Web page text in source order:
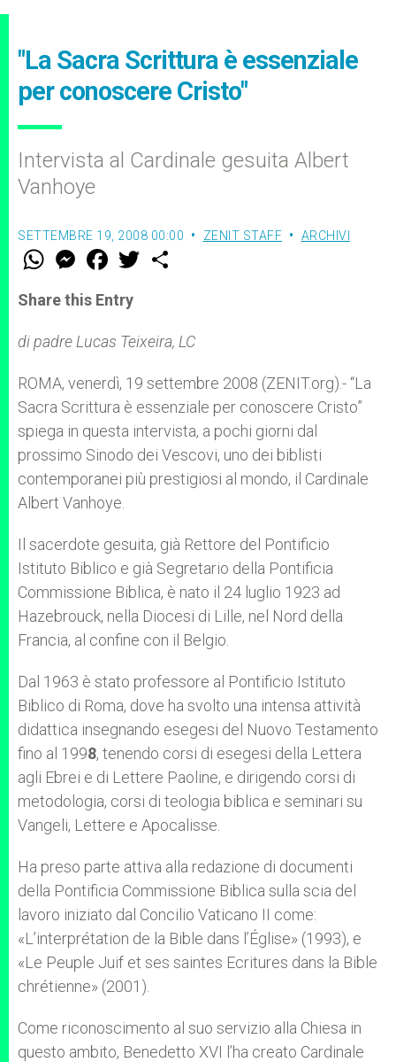
"La Sacra Scrittura è essenziale
per conoscere Cristo"
Intervista al Cardinale gesuita Albert
Vanhoye
SETTEMBRE 19, 2008 00:00 ZENIT STAFF ARCHIVI
W
t
s
p
p
M
e
s
e
g
e
F
a
e
b
o
k
w
r
Share this Entry
di padre Lucas Teixeira, LC
ROMA, venerdì, 19 settembre 2008 (ZENIT.org).- “La
Sacra Scrittura è essenziale per conoscere Cristo”
spiega in questa intervista, a pochi giorni dal
prossimo Sinodo dei Vescovi, uno dei biblisti
contemporanei più prestigiosi al mondo, il Cardinale
Albert Vanhoye.
Il sacerdote gesuita, già Rettore del Pontificio
Istituto Biblico e già Segretario della Pontificia
Commissione Biblica, è nato il 24 luglio 1923 ad
Hazebrouck, nella Diocesi di Lille, nel Nord della
Francia, al confine con il Belgio.
Dal 1963 è stato professore al Pontificio Istituto
Biblico di Roma, dove ha svolto una intensa attività
didattica insegnando esegesi del Nuovo Testamento
fino al 1998, tenendo corsi di esegesi della Lettera
agli Ebrei e di Lettere Paoline, e dirigendo corsi di
metodologia, corsi di teologia biblica e seminari su
Vangeli, Lettere e Apocalisse.
Ha preso parte attiva alla redazione di documenti
della Pontificia Commissione Biblica sulla scia del
lavoro iniziato dal Concilio Vaticano II come:
«L’interprétation de la Bible dans l’Église» (1993), e
«Le Peuple Juif et ses saintes Ecritures dans la Bible
chrétienne» (2001).
Come riconoscimento al suo servizio alla Chiesa in
questo ambito, Benedetto XVI l’ha creato Cardinale